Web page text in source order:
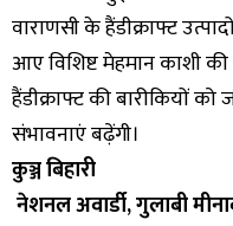
वाराणसी के हैंडीक्राफ्ट
आए विशिष्ट मेहमान काशी
हैंडीक्राफ्ट की बारीकियों
संभावनाएं बढ़ेंगी।
कुञ्ज बिहारी
नेशनल अवार्डी, गुलाबी